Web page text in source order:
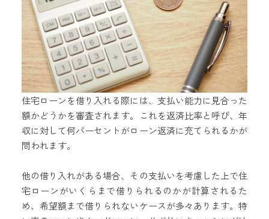
住宅ローンを借り入れる際には、支払い能力に見合った
額かどうかを審査されます。これを返済比率と呼び、年
収に対して何パーセントがローン返済に充てられるかが
問われます。
他の借り入れがある場合、その支払いを考慮した上で住
宅ローンがいくらまで借りられるのかが計算されるた
め、希望額まで借りられないケースが多々あります。特